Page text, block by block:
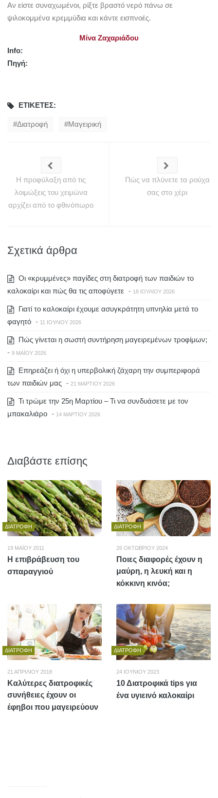
Αν είστε συναχωμένοι, ρίξτε βραστό νερό πάνω σε
ψιλοκομμένα κρεμμύδια και κάντε εισπνοές.
Μίνα Ζαχαριάδου
Info:
Πηγή:
ΕΤΙΚΈΤΕΣ:
Διατροφή Μαγειρική
Η προφύλαξη από τις
λοιμώξεις του χειμώνα
αρχίζει από το φθινόπωρο
Πώς να πλύνετε τα ρούχα
σας στο χέρι
Σχετικά άρθρα
Οι «κρυμμένες» παγίδες στη διατροφή των παιδιών το
καλοκαίρι και πώς θα τις αποφύγετε - 18 ΙΟΥΛΊΟΥ 2026
Γιατί το καλοκαίρι έχουμε ασυγκράτητη υπνηλία μετά το
φαγητό - 11 ΙΟΥΛΊΟΥ 2026
Πώς γίνεται η σωστή συντήρηση μαγειρεμένων τροφίμων;
- 9 ΜΑΪ́ΟΥ 2026
Επηρεάζει ή όχι η υπερβολική ζάχαρη την συμπεριφορά
των παιδιών μας - 21 ΜΑΡΤΊΟΥ 2026
Τι τρώμε την 25η Μαρτίου – Τι να συνδυάσετε με τον
μπακαλιάρο - 14 ΜΑΡΤΊΟΥ 2026
Διαβάστε επίσης
ΔΙΑΤΡΟΦΉ
19 ΜΑΪ́ΟΥ 2011
Η επιβράβευση του
σπαραγγιού
ΔΙΑΤΡΟΦΉ
26 ΟΚΤΩΒΡΊΟΥ 2024
Ποιες διαφορές έχουν η
μαύρη, η λευκή και η
κόκκινη κινόα;
ΔΙΑΤΡΟΦΉ
21 ΑΠΡΙΛΊΟΥ 2018
Καλύτερες διατροφικές
συνήθειες έχουν οι
έφηβοι που μαγειρεύουν
ΔΙΑΤΡΟΦΉ
24 ΙΟΥΝΊΟΥ 2023
10 Διατροφικά tips για
ένα υγιεινό καλοκαίρι